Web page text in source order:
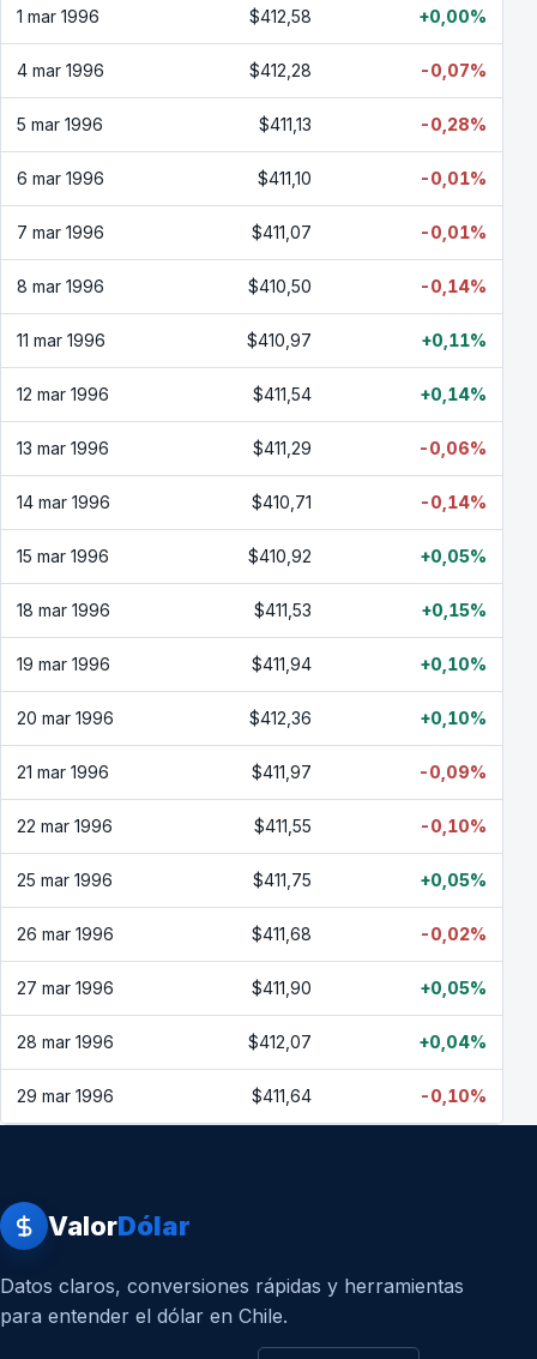
1 mar 1996 $412,58 +0,00%
4 mar 1996 $412,28 -0,07%
5 mar 1996 $411,13 -0,28%
6 mar 1996 $411,10 -0,01%
7 mar 1996 $411,07 -0,01%
8 mar 1996 $410,50 -0,14%
11 mar 1996 $410,97 +0,11%
12 mar 1996 $411,54 +0,14%
13 mar 1996 $411,29 -0,06%
14 mar 1996 $410,71 -0,14%
15 mar 1996 $410,92 +0,05%
18 mar 1996 $411,53 +0,15%
19 mar 1996 $411,94 +0,10%
20 mar 1996 $412,36 +0,10%
21 mar 1996 $411,97 -0,09%
22 mar 1996 $411,55 -0,10%
25 mar 1996 $411,75 +0,05%
26 mar 1996 $411,68 -0,02%
27 mar 1996 $411,90 +0,05%
28 mar 1996 $412,07 +0,04%
29 mar 1996 $411,64 -0,10%
ValorDólar
Datos claros, conversiones rápidas y herramientas
para entender el dólar en Chile.